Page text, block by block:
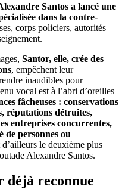
Santos a lancé une
dans la contre-
corps policiers, autorités
Santor, elle, crée des
, empêchent leur
inaudibles pour
vocal est à l’abri d’oreilles
fâcheuses : conservations
réputations détruites,
entreprises concurrentes,
de personnes ou
d’ailleurs le deuxième plus
Alexandre Santos.
déjà reconnue